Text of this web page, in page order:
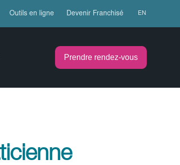
Outils en ligne Devenir Franchisé EN
Prendre rendez-vous